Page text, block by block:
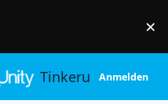
×
TinkerunityAnmelden